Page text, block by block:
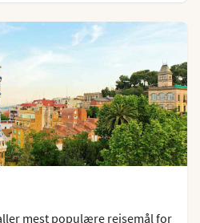
mest populære reisemål for